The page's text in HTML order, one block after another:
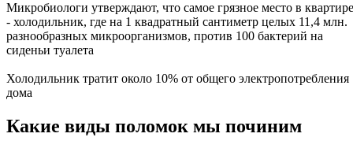
Микробиологи утверждают, что самое грязное место в квартире
- холодильник, где на 1 квадратный сантиметр целых 11,4 млн.
разнообразных микроорганизмов, против 100 бактерий на
сиденьи туалета
Холодильник тратит около 10% от общего электропотребления
дома
Какие виды поломок мы починим